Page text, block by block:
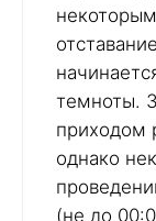
темноты.
приходом
однако
(не до